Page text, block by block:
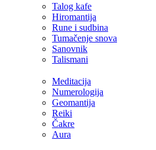
Talog kafe
Hiromantija
Rune i sudbina
Tumačenje snova
Sanovnik
Talismani
Meditacija
Numerologija
Geomantija
Reiki
Čakre
Aura